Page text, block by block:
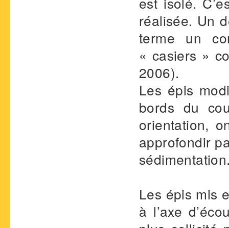
réalisée. Un
terme un
« casiers »
2006).
Les épis
bords du
orientation,
approfondir
Les épis mis
à l’axe